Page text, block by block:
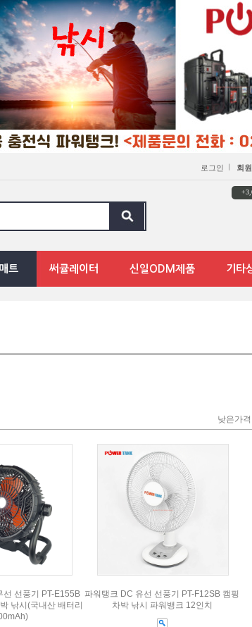
로그인 ㅣ 회
트 써큘레이터 신일ODM제품 기타
낮은가격
선 선풍기 PT-E155B
낚시(국내산 배터리
파워탱크 DC 유선 선풍기 PT-F12SB 캠핑
차박 낚시 파워뱅크 12인치